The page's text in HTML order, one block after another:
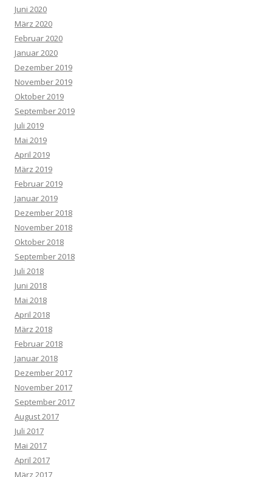
Juni 2020
März 2020
Februar 2020
Januar 2020
Dezember 2019
November 2019
Oktober 2019
September 2019
Juli 2019
Mai 2019
April 2019
März 2019
Februar 2019
Januar 2019
Dezember 2018
November 2018
Oktober 2018
September 2018
Juli 2018
Juni 2018
Mai 2018
April 2018
März 2018
Februar 2018
Januar 2018
Dezember 2017
November 2017
September 2017
August 2017
Juli 2017
Mai 2017
April 2017
März 2017